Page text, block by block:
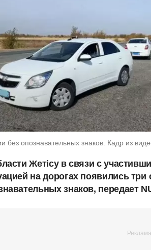
без опознавательных знаков. Кадр из
Жетісу в связи с
на дорогах появились три
знаков, передает